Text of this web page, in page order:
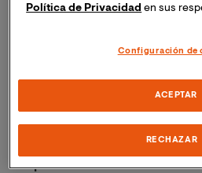
poner en valor su obra
que la Universidad Internacional
desempeña en el mundo
todo un referente:“llevamos
española alrededor del
Política de Privacidad en sus
Configuración de
RECHAZAR
ACEPTAR